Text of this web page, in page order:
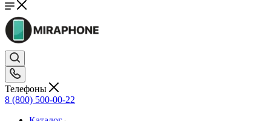
Телефоны
8 (800) 500-00-22